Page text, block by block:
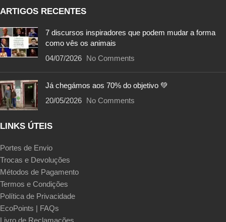
ARTIGOS RECENTES
7 discursos inspiradores que podem mudar a forma
como vês os animais
04/07/2026 No Comments
Já chegámos aos 70% do objetivo 💚
20/05/2026 No Comments
LINKS ÚTEIS
Portes de Envio
Trocas e Devoluções
Métodos de Pagamento
Termos e Condições
Política de Privacidade
EcoPoints | FAQs
Livro de Reclamações